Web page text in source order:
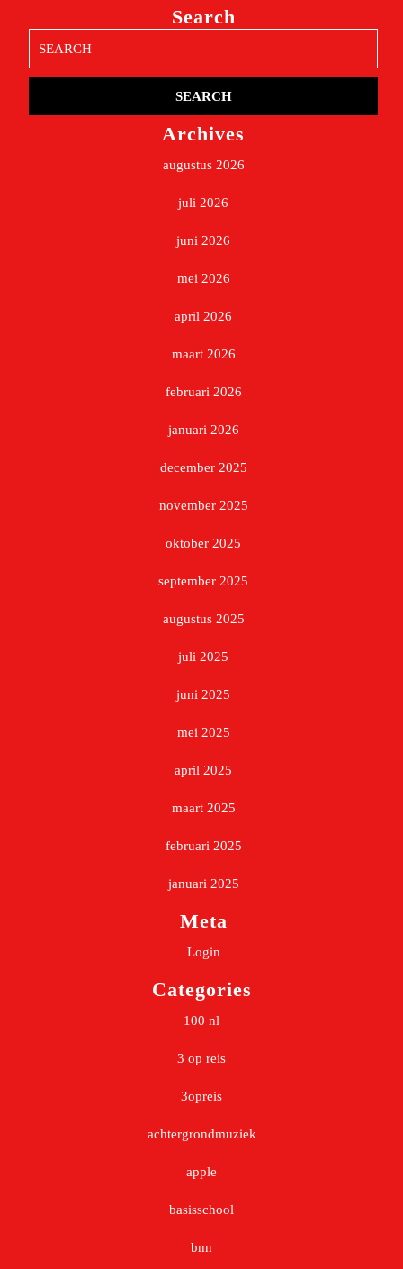
Search
for:
Archives
augustus 2026
juli 2026
juni 2026
mei 2026
april 2026
maart 2026
februari 2026
januari 2026
december 2025
november 2025
oktober 2025
september 2025
augustus 2025
juli 2025
juni 2025
mei 2025
april 2025
maart 2025
februari 2025
januari 2025
Meta
Login
Categories
100 nl
3 op reis
3opreis
achtergrondmuziek
apple
basisschool
bnn